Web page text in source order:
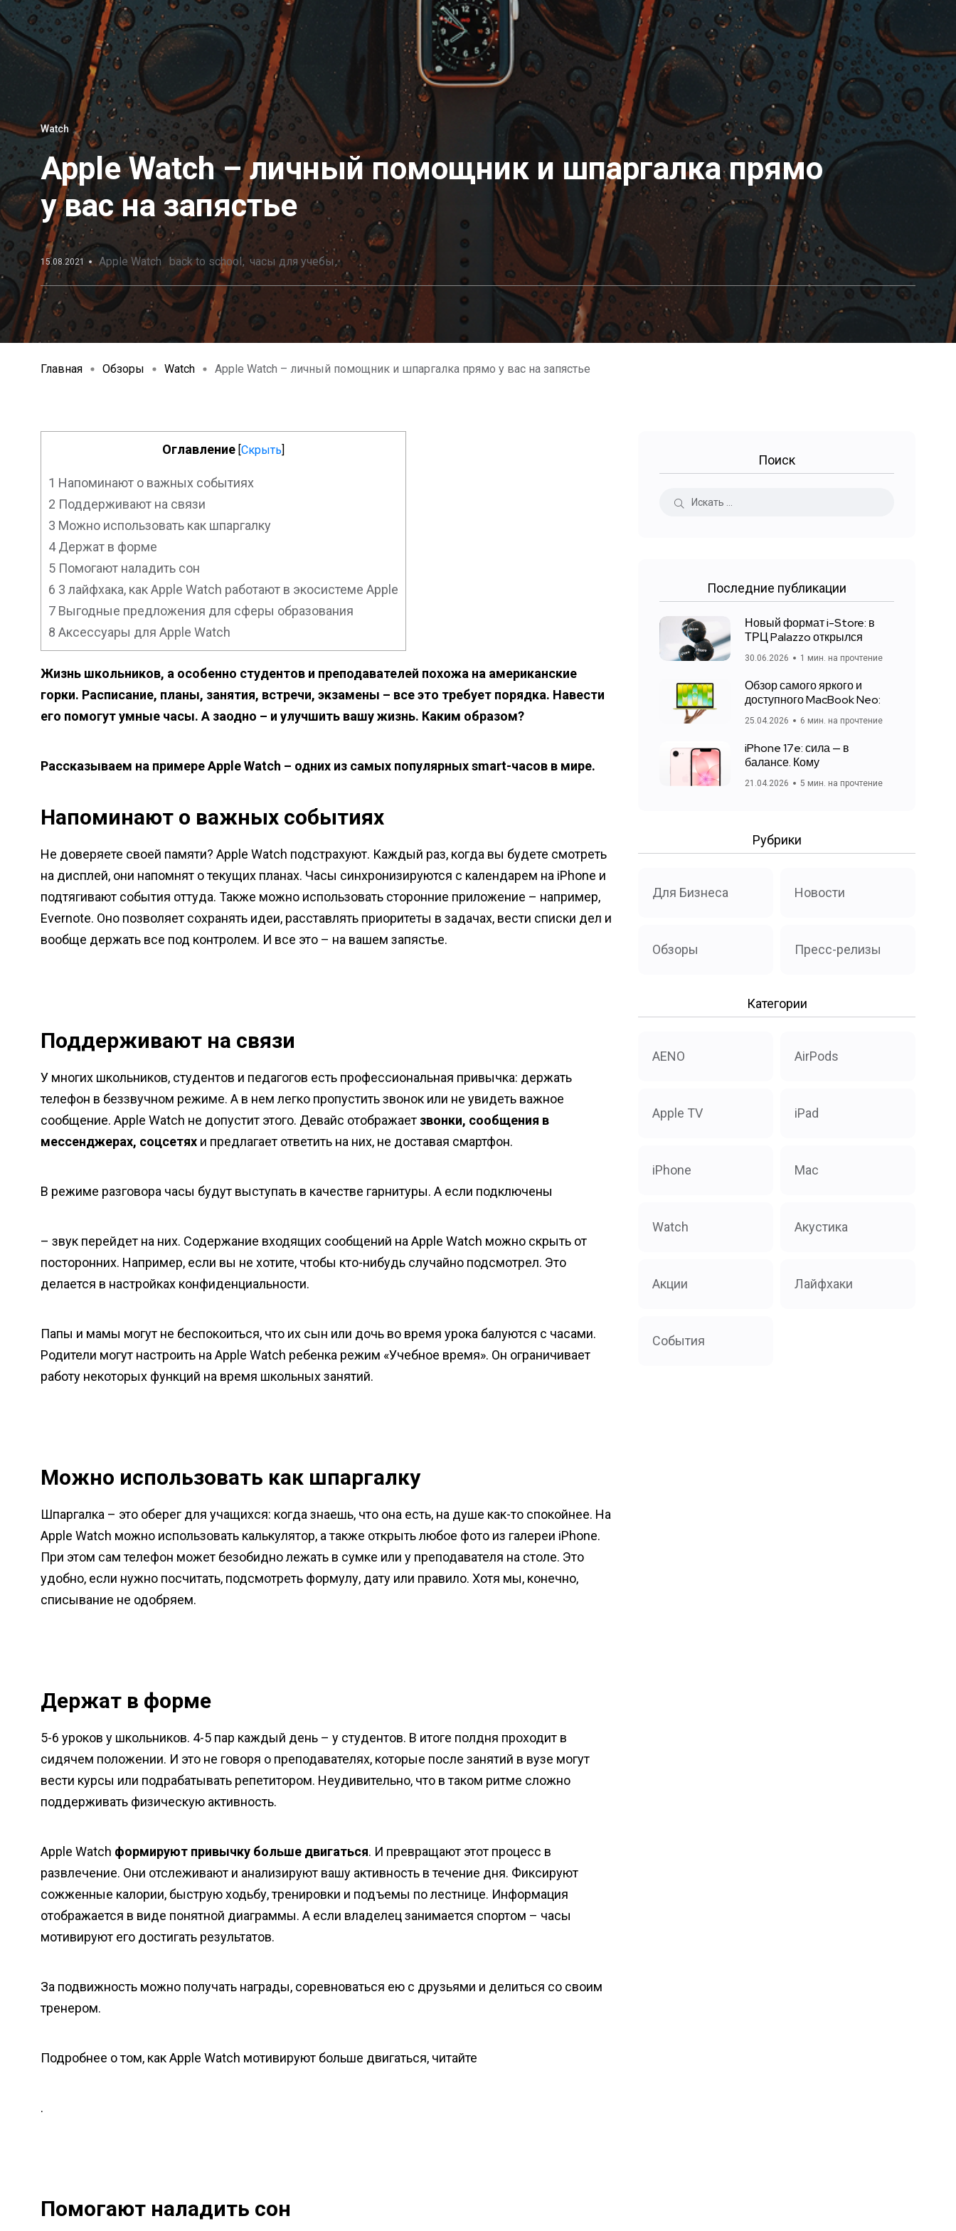
Watch
Apple Watch – личный помощник и шпаргалка прямо
у вас на запястье
15.08.2021 Apple Watch back to school часы для учебы
Главная Обзоры Watch Apple Watch – личный помощник и шпаргалка прямо у вас на запястье
Оглавление [Скрыть]
1 Напоминают о важных событиях
2 Поддерживают на связи
3 Можно использовать как шпаргалку
4Держат в форме
5 Помогают наладить сон
6 3 лайфхака, как Apple Watch работают в экосистеме Apple
7 Выгодные предложения для сферы образования
8 Аксессуары для Apple Watch
Жизнь школьников, а особенно студентов и преподавателей похожа на американские
горки. Расписание, планы, занятия, встречи, экзамены – все это требует порядка. Навести
его помогут умные часы. А заодно – и улучшить вашу жизнь. Каким образом?
Рассказываем на примере Apple Watch – одних из самых популярных smart-часов в мире.
Напоминают о важных событиях
Не доверяете своей памяти? Apple Watch подстрахуют. Каждый раз, когда вы будете смотреть
на дисплей, они напомнят о текущих планах. Часы синхронизируются с календарем на iPhone и
подтягивают события оттуда. Также можно использовать сторонние приложение – например,
Evernote. Оно позволяет сохранять идеи, расставлять приоритеты в задачах, вести списки дел и
вообще держать все под контролем. И все это – на вашем запястье.
Поддерживают на связи
У многих школьников, студентов и педагогов есть профессиональная привычка: держать
телефон в беззвучном режиме. А в нем легко пропустить звонок или не увидеть важное
сообщение. Apple Watch не допустит этого. Девайс отображает звонки, сообщения в
мессенджерах, соцсетях и предлагает ответить на них, не доставая смартфон.
В режиме разговора часы будут выступать в качестве гарнитуры. А если подключены
– звук перейдет на них. Содержание входящих сообщений на Apple Watch можно скрыть от
посторонних. Например, если вы не хотите, чтобы кто-нибудь случайно подсмотрел. Это
делается в настройках конфиденциальности.
Папы и мамы могут не беспокоиться, что их сын или дочь во время урока балуются с часами.
Родители могут настроить на Apple Watch ребенка режим «Учебное время». Он ограничивает
работу некоторых функций на время школьных занятий.
Можно использовать как шпаргалку
Шпаргалка – это оберег для учащихся: когда знаешь, что она есть, на душе как-то спокойнее. На
Apple Watch можно использовать калькулятор, а также открыть любое фото из галереи iPhone.
При этом сам телефон может безобидно лежать в сумке или у преподавателя на столе. Это
удобно, если нужно посчитать, подсмотреть формулу, дату или правило. Хотя мы, конечно,
списывание не одобряем.
Держат в форме
5-6 уроков у школьников. 4-5 пар каждый день – у студентов. В итоге полдня проходит в
сидячем положении. И это не говоря о преподавателях, которые после занятий в вузе могут
вести курсы или подрабатывать репетитором. Неудивительно, что в таком ритме сложно
поддерживать физическую активность.
Apple Watch формируют привычку больше двигаться. И превращают этот процесс в
развлечение. Они отслеживают и анализируют вашу активность в течение дня. Фиксируют
сожженные калории, быструю ходьбу, тренировки и подъемы по лестнице. Информация
отображается в виде понятной диаграммы. А если владелец занимается спортом – часы
мотивируют его достигать результатов.
За подвижность можно получать награды, соревноваться ею с друзьями и делиться со своим
тренером.
Подробнее о том, как Apple Watch мотивируют больше двигаться, читайте
.
Помогают наладить сон
Поиск
Последние публикации
Новый формат i-Store: в
ТРЦ Palazzo открылся
30.06.2026 1 мин. на прочтение
Обзор самого яркого и
доступного MacBook Neo:
25.04.2026 6 мин. на прочтение
iPhone 17e: сила — в
балансе. Кому
21.04.2026 5 мин. на прочтение
Рубрики
Для Бизнеса Новости
Обзоры Пресс-релизы
Категории
AENO AirPods
Apple TV iPad
iPhone Mac
Watch Акустика
Акции Лайфхаки
События